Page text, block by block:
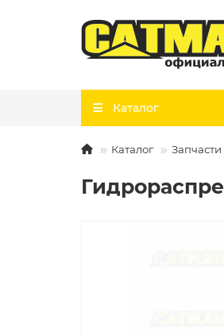
Каталог
Каталог Запчасти